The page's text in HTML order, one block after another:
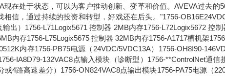
在处于状态，可以为客户推动创新、变革和价值。AVEVA过去的
信，通过持续的投资和转型，好戏还在后头。"1756-
出）1756-L71Logix5671 控制器 2MB内存1756-L72Logix5672 控制
内存1756-L75Logix5675 控制器 32MB内存1756-A1717槽机架
内存1756-PB75电源（24VDC/5VDC13A）1756-OH8I90-
IA8D79-132VAC8点输入模块（诊断型）1756-**ControlNet通信
4路高速差分）1756-ON824VAC8点输出模块1756-PA75电源（